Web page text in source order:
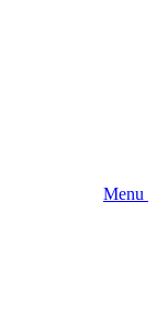
Menu